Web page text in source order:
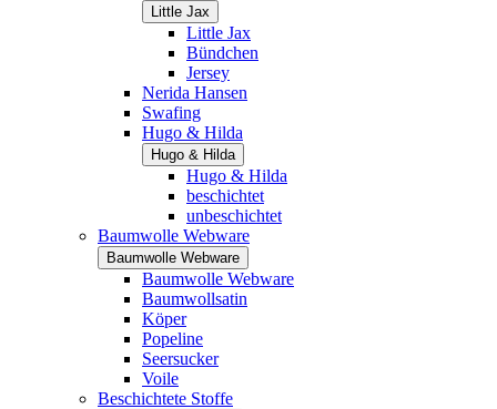
Little Jax
Little Jax
Bündchen
Jersey
Nerida Hansen
Swafing
Hugo & Hilda
Hugo & Hilda
Hugo & Hilda
beschichtet
unbeschichtet
Baumwolle Webware
Baumwolle Webware
Baumwolle Webware
Baumwollsatin
Köper
Popeline
Seersucker
Voile
Beschichtete Stoffe